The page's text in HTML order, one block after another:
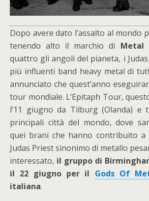
Dopo avere dato l’assalto al mondo
tenendo alto il marchio di Metal
quattro gli angoli del pianeta, i
più influenti band heavy metal di
annunciato che quest’anno
tour mondiale. L’Epitaph Tour,
l’11 giugno da Tilburg (Olanda) e
principali città del mondo, dove
quei brani che hanno contribuito a
Judas Priest sinonimo di metallo
interessato, il gruppo di
il 22 giugno per il Gods Of
italiana.